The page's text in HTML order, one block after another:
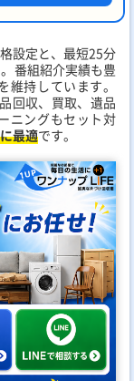
設定と、最短25分
番組紹介実績も豊
維持しています。
回収、買取、遺品
ニングもセット対
最適です。